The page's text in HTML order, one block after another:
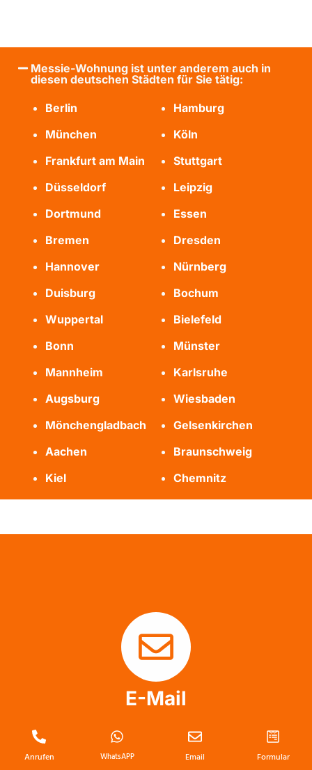
Messie-Wohnung ist unter anderem auch in
diesen deutschen Städten für Sie tätig:
Berlin
Hamburg
München
Köln
Frankfurt am Main
Stuttgart
Düsseldorf
Leipzig
Dortmund
Essen
Bremen
Dresden
Hannover
Nürnberg
Duisburg
Bochum
Wuppertal
Bielefeld
Bonn
Münster
Mannheim
Karlsruhe
Augsburg
Wiesbaden
Mönchengladbach
Gelsenkirchen
Aachen
Braunschweig
Kiel
Chemnitz
E-Mail
info@messie-wohnung-profis.de
Anrufen WhatsAPP Email Formular